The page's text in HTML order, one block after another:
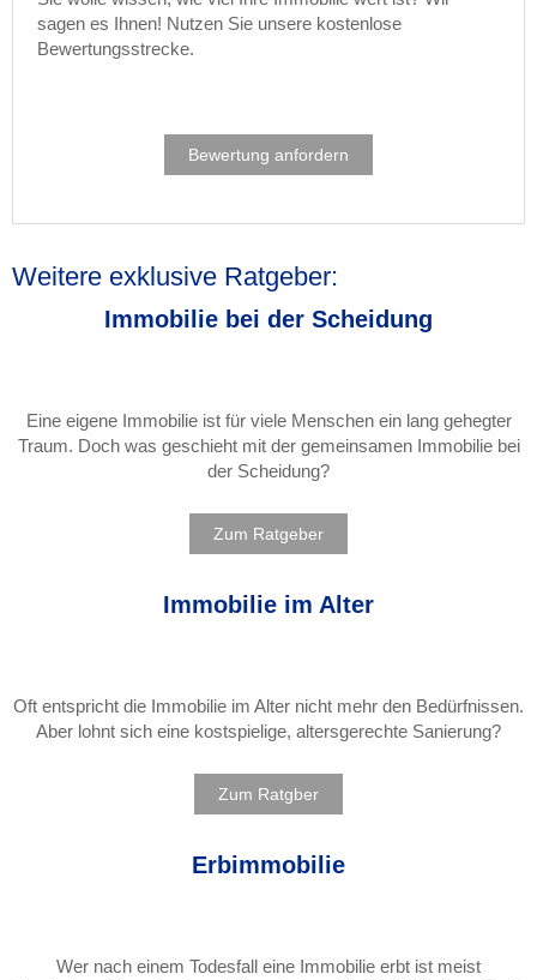
sagen es Ihnen! Nutzen Sie unsere kostenlose
Bewertungsstrecke.
Bewertung anfordern
Weitere exklusive Ratgeber:
Immobilie bei der Scheidung
Eine eigene Immobilie ist für viele Menschen ein lang gehegter
Traum. Doch was geschieht mit der gemeinsamen Immobilie bei
der Scheidung?
Zum Ratgeber
Immobilie im Alter
Oft entspricht die Immobilie im Alter nicht mehr den Bedürfnissen.
Aber lohnt sich eine kostspielige, altersgerechte Sanierung?
Zum Ratgber
Erbimmobilie
Wer nach einem Todesfall eine Immobilie erbt ist meist